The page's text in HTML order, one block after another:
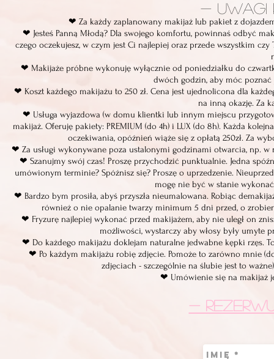
- UWAGI
❤ Za każdy zaplanowany makijaż lub pakiet z
❤ Jesteś Panną Młodą? Dla swojego komfortu, powinnaś odbyć
czego oczekujesz, w czym jest Ci najlepiej oraz przede wszystkim
❤ Makijaże próbne wykonuję wyłącznie od poniedziałku do
dwóch godzin, aby móc
❤ Koszt każdego makijażu to 250 zł. Cena jest ujednolicona dla
na inną okazję. Za
❤ Usługa wyjazdowa (w domu klientki lub innym miejscu
makijaż. Oferuję pakiety: PREMIUM (do 4h) i LUX (do 8h). Każda
oczekiwania, opóźnień wiąże się z opłatą 250zł. Za
❤ Za usługi wykonywane poza ustalonymi godzinami otwarcia, np.
❤ Szanujmy swój czas! Proszę przychodzić punktualnie. Jedna
umówionym terminie? Spóźnisz się? Proszę o uprzedzenie.
mogę nie być w stanie
❤ Bardzo bym prosiła, abyś przyszła nieumalowana. Robiąc
również o nie opalanie twarzy minimum 5 dni przed, o
❤ Fryzurę najlepiej wykonać przed makijażem, aby nie uległ on
możliwości, wystarczy aby włosy były umyte
❤ Do każdego makijażu doklejam naturalne jedwabne kępki rzęs.
❤ Po każdym makijażu robię zdjęcie. Pomoże to zarówno mnie
zdjęciach - szczególnie na ślubie jest to
❤ Umówienie się na makijaż
-